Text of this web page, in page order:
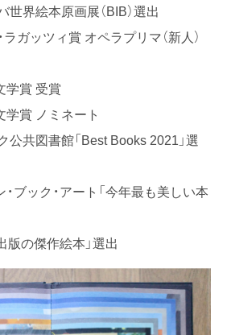
界絵本原画展（BIB）選出
ガッツィ賞 オペラプリマ（新人）
賞 受賞
ノミネート
共図書館「Best Books 2021」選
ック・アート「今年最も美しい本
の傑作絵本」選出